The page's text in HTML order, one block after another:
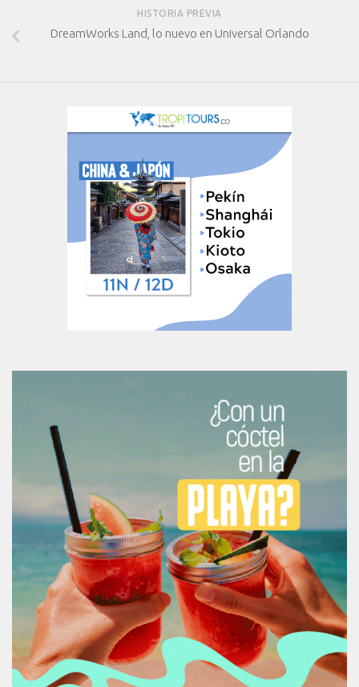
HISTORIA PREVIA
DreamWorks Land, lo nuevo en Universal Orlando